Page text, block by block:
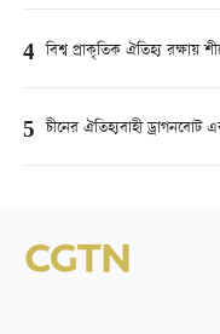
4 বিশ্ব প্রাকৃতিক ঐতিহ্য রক্ষায়
5 চীনের ঐতিহ্যবাহী ড্রাগনবোট